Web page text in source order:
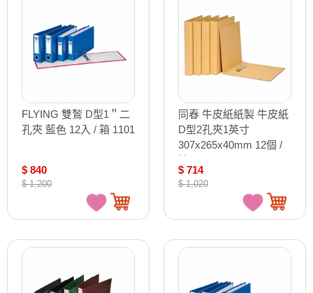
FLYING 雙鶖 D型1＂二
孔夾 藍色 12入 / 箱 1101
$ 840
$ 1,200
同春 牛皮紙紙製 牛皮紙
D型2孔夾1英寸
307x265x40mm 12個 /
$ 714
$ 1,020